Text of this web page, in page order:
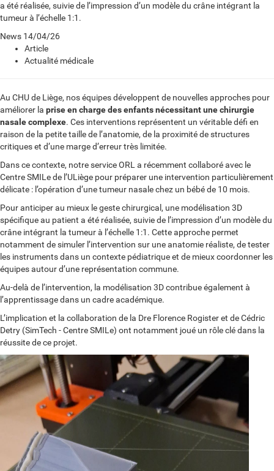
a été réalisée, suivie de l’impression d’un modèle du crâne intégrant la
tumeur à l’échelle 1:1.
News 14/04/26
Article
Actualité médicale
Au CHU de Liège, nos équipes développent de nouvelles approches pour
améliorer la prise en charge des enfants nécessitant une chirurgie
nasale complexe. Ces interventions représentent un véritable défi en
raison de la petite taille de l’anatomie, de la proximité de structures
critiques et d’une marge d’erreur très limitée.
Dans ce contexte, notre service ORL a récemment collaboré avec le
Centre SMILe de l’ULiège pour préparer une intervention particulièrement
délicate : l’opération d’une tumeur nasale chez un bébé de 10 mois.
Pour anticiper au mieux le geste chirurgical, une modélisation 3D
spécifique au patient a été réalisée, suivie de l’impression d’un modèle du
crâne intégrant la tumeur à l’échelle 1:1. Cette approche permet
notamment de simuler l’intervention sur une anatomie réaliste, de tester
les instruments dans un contexte pédiatrique et de mieux coordonner les
équipes autour d’une représentation commune.
Au-delà de l’intervention, la modélisation 3D contribue également à
l’apprentissage dans un cadre académique.
L’implication et la collaboration de la Dre Florence Rogister et de Cédric
Detry (SimTech - Centre SMILe) ont notamment joué un rôle clé dans la
réussite de ce projet.